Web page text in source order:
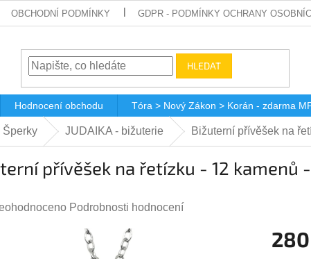
OBCHODNÍ PODMÍNKY GDPR - PODMÍNKY OCHRANY
HLEDAT
Hodnocení obchodu Tóra > Nový Zákon > Korán - zdarma
Šperky JUDAIKA - bižuterie Bižuterní přívěšek na
přívěšek na řetízku - 12 kamenů
Podrobnosti hodnocení